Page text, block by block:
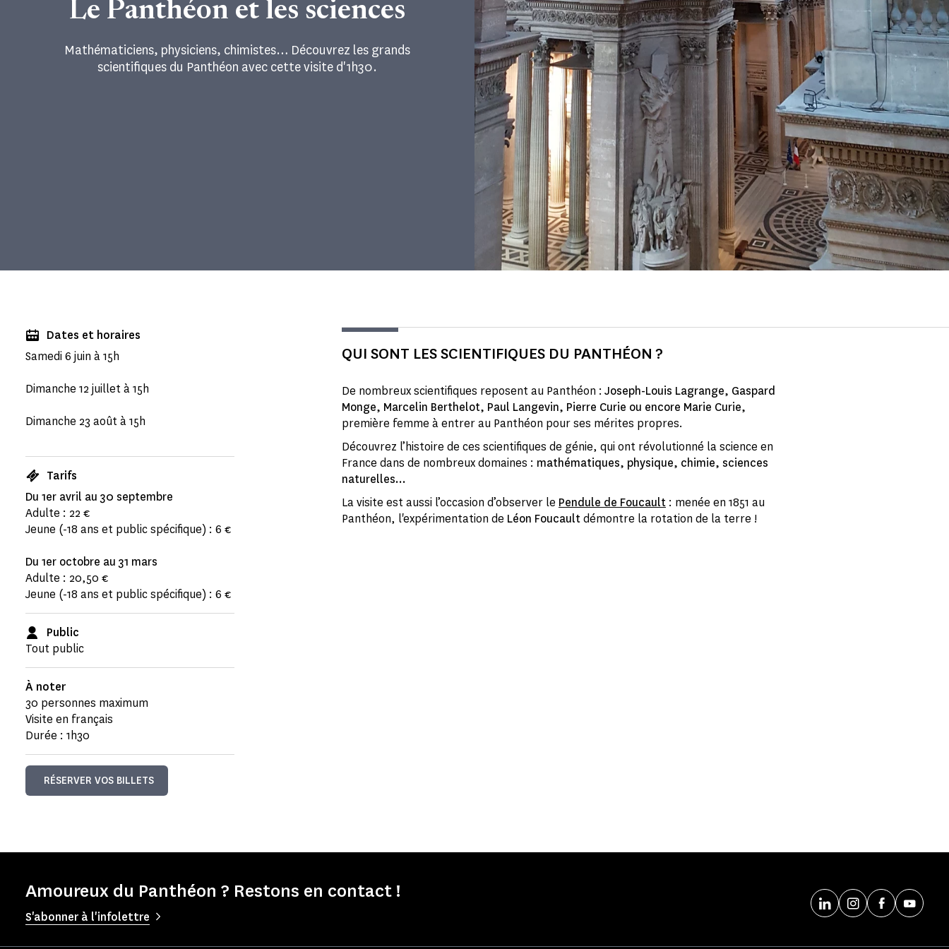
Le Panthéon et les sciences
Mathématiciens, physiciens, chimistes… Découvrez les grands
scientifiques du Panthéon avec cette visite d'1h30.
Dates et horaires
Samedi 6 juin à 15h
Dimanche 12 juillet à 15h
Dimanche 23 août à 15h
Tarifs
Du 1er avril au 30 septembre
Adulte : 22 €
Jeune (-18 ans et public spécifique) : 6 €
Du 1er octobre au 31 mars
Adulte : 20,50 €
Jeune (-18 ans et public spécifique) : 6 €
Public
Tout public
À noter
30 personnes maximum
Visite en français
Durée : 1h30
RÉSERVER VOS BILLETS
QUI SONT LES SCIENTIFIQUES DU PANTHÉON ?
De nombreux scientifiques reposent au Panthéon : Joseph-Louis Lagrange, Gaspard
Monge, Marcelin Berthelot, Paul Langevin, Pierre Curie ou encore Marie Curie,
première femme à entrer au Panthéon pour ses mérites propres.
Découvrez l’histoire de ces scientifiques de génie, qui ont révolutionné la science en
France dans de nombreux domaines : mathématiques, physique, chimie, sciences
naturelles...
La visite est aussi l’occasion d’observer le Pendule de Foucault : menée en 1851 au
Panthéon, l'expérimentation de Léon Foucaultdémontre la rotation de la terre !
Amoureux du Panthéon ? Restons en contact !
S'abonner à l'infolettre